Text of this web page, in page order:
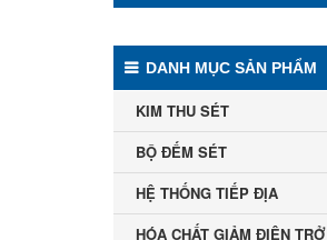
DANH MỤC SẢN PHẨM
KIM THU SÉT
BỘ ĐẾM SÉT
HỆ THỐNG TIẾP ĐỊA
HÓA CHẤT GIẢM ĐIỆN TRỞ